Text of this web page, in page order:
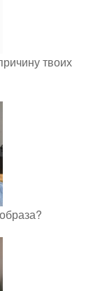
твоих